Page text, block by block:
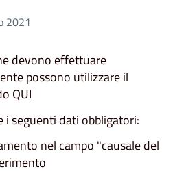
2021
devono effettuare
possono utilizzare il
QUI
i seguenti dati obbligatori:
nel campo "causale del